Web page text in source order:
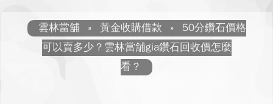
雲林當舖 » 黃金收購借款 »
50分鑽石價格
可以賣多少？雲林當舖gia鑽石回收價怎麼
看？